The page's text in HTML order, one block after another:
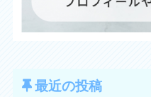
最近の投稿